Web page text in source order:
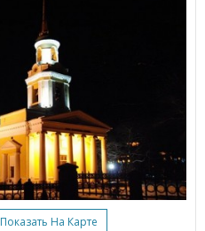
Показать На Карте